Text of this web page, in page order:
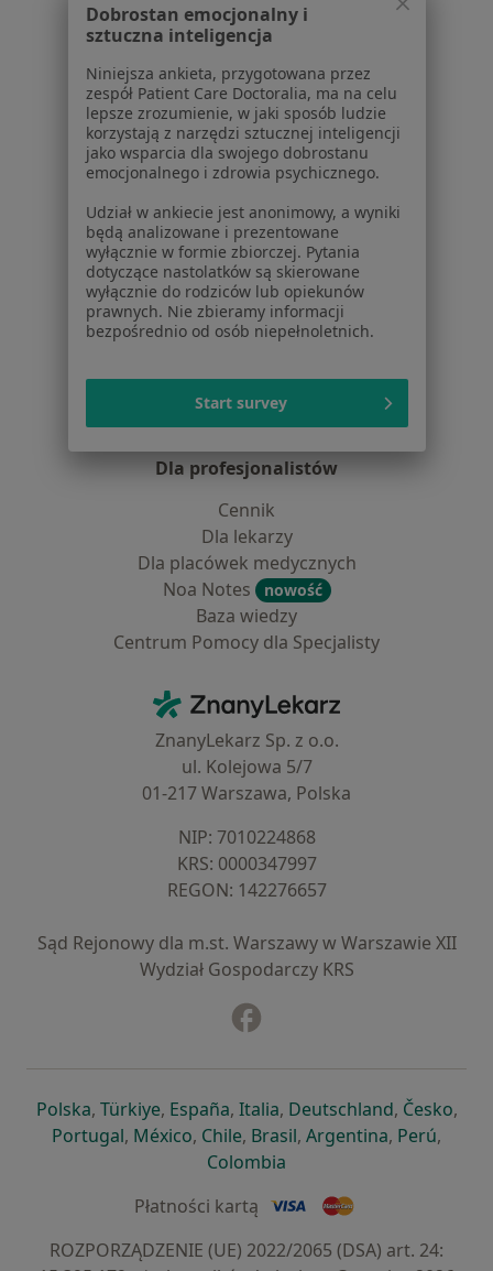
Dostępność
O nas
Praca Rekrutujemy!
Partnerzy
Centrum prasowe
Kontakt
Lekarze
Placówki medyczne
Pytania i odpowiedzi
Usługi i zabiegi
Choroby
Pomoc
Aplikacje mobilne
Blog dla pacjentów
Dla profesjonalistów
Cennik
Dla lekarzy
Dla placówek medycznych
Noa Notes
nowość
Baza wiedzy
Centrum Pomocy dla Specjalisty
ZnanyLekarz - Strona główna
ZnanyLekarz Sp. z o.o.
ul. Kolejowa 5/7
01-217 Warszawa, Polska
NIP: ⁠7010224868
KRS: ⁠0000347997
REGON: ⁠142276657
Sąd Rejonowy dla m.st. Warszawy w Warszawie XII
Wydział Gospodarczy KRS
Polskaotwiera się w nowej karcie
, Türkiyeotwiera się w nowej karcie
, Españaotwiera się w nowej karcie
, Italiaotwiera się w nowej
, Deutschlandotwiera się
, Česko,
Portugalotwiera się w nowej karcie
, Méxicootwiera się w nowej karcie
, Chileotwiera się w nowej karcie
, Brasilotwiera się w nowej
, Argentinaotwiera się
, Perú,
Colombia
Płatności kartą
ROZPORZĄDZENIE (UE) 2022/2065 (DSA) art. 24:
Dobrostan emocjonalny i
sztuczna inteligencja
Niniejsza ankieta, przygotowana przez
zespół Patient Care Doctoralia, ma na celu
lepsze zrozumienie, w jaki sposób ludzie
korzystają z narzędzi sztucznej inteligencji
jako wsparcia dla swojego dobrostanu
emocjonalnego i zdrowia psychicznego.
Udział w ankiecie jest anonimowy, a wyniki
będą analizowane i prezentowane
wyłącznie w formie zbiorczej. Pytania
dotyczące nastolatków są skierowane
wyłącznie do rodziców lub opiekunów
prawnych. Nie zbieramy informacji
bezpośrednio od osób niepełnoletnich.
Start survey